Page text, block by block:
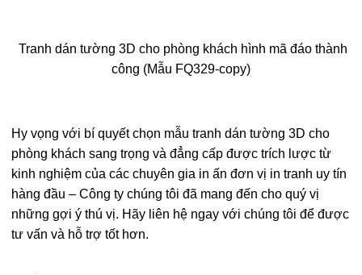
Tranh dán tường 3D cho phòng khách hình mã đáo thành
công (Mẫu FQ329-copy)
Hy vọng với bí quyết chọn mẫu tranh dán tường 3D cho
phòng khách sang trọng và đẳng cấp được trích lược từ
kinh nghiệm của các chuyên gia in ấn đơn vị in tranh uy tín
hàng đầu – Công ty chúng tôi đã mang đến cho quý vị
những gợi ý thú vị. Hãy liên hệ ngay với chúng tôi để được
tư vấn và hỗ trợ tốt hơn.